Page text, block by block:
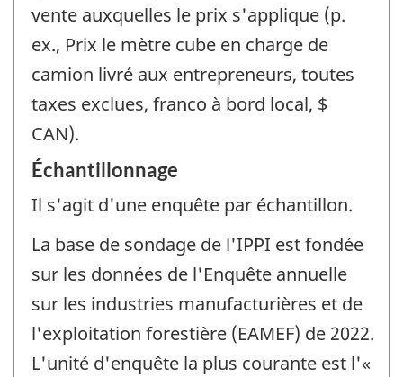
vente auxquelles le prix s'applique (p.
ex., Prix le mètre cube en charge de
camion livré aux entrepreneurs, toutes
taxes exclues, franco à bord local, $
CAN).
Échantillonnage
Il s'agit d'une enquête par échantillon.
La base de sondage de l'IPPI est fondée
sur les données de l'Enquête annuelle
sur les industries manufacturières et de
l'exploitation forestière (EAMEF) de 2022.
L'unité d'enquête la plus courante est l'«